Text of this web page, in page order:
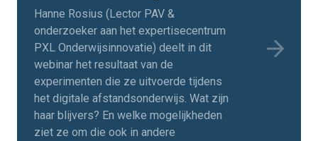
Hanne Rosius (Lector PAV &
onderzoeker aan het expertisecentrum
PXL Onderwijsinnovatie) deelt in dit
webinar het resultaat van de
experimenten die ze uitvoerde tijdens
het digitale afstandsonderwijs. Wat zijn
haar blijvers? En welke mogelijkheden
ziet ze om die ook in andere